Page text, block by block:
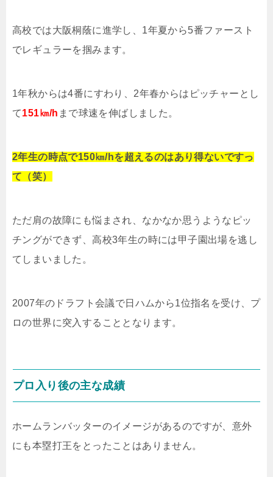
高校では大阪桐蔭に進学し、1年夏から5番ファースト
でレギュラーを掴みます。
1年秋からは4番にすわり、2年春からはピッチャーとし
て151㎞/h まで球速を伸ばしました。
2年生の時点で150㎞/hを超えるのはあり得ないですっ
て（笑）
ただ肩の故障にも悩まされ、なかなか思うようなピッ
チングができず、高校3年生の時には甲子園出場を逃し
てしまいました。
2007年のドラフト会議で日ハムから1位指名を受け、プ
ロの世界に突入することとなります。
プロ入り後の主な成績
ホームランバッターのイメージがあるのですが、意外
にも本塁打王をとったことはありません。